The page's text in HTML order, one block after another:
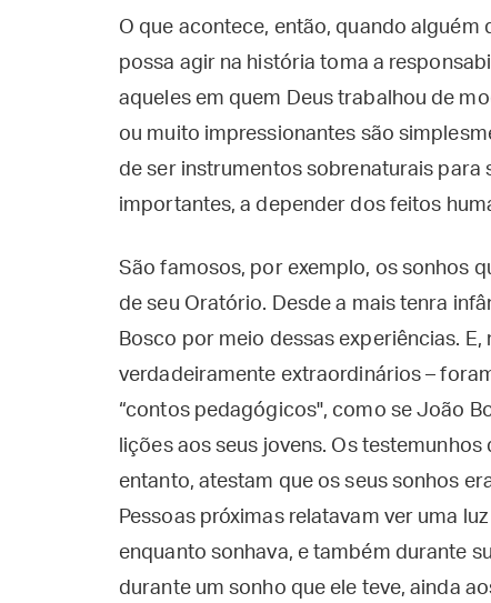
O que acontece, então, quando alguém
possa agir na história toma a
aqueles em quem Deus trabalhou de
ou muito impressionantes são
de ser instrumentos sobrenaturais
importantes, a depender dos feitos
São famosos, por exemplo, os sonhos
de seu Oratório. Desde a mais tenra
Bosco por meio dessas experiências.
verdadeiramente extraordinários –
“contos pedagógicos", como se João
lições aos seus jovens. Os
entanto, atestam que os seus sonhos
Pessoas próximas relatavam ver uma
enquanto sonhava, e também durante
durante um sonho que ele teve, ainda